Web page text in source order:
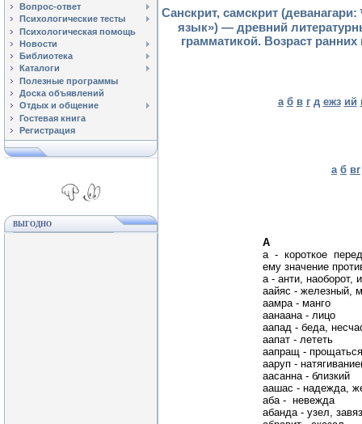
Вопрос-ответ
Психологические тесты
Психологическая помощь
Новости
Библиотека
Каталоги
Полезные программы
Доска объявлений
Отдых и общение
Гостевая книга
Регистрация
ВЫГОДНО
Санскрит, самскрит
язык») — древний
грамматикой. Возраст
а б в г д ежз ий
а б вг
А
а - короткое
ему значение
а - анти, наоборот,
аайяс - железный,
аамра - манго
аанаана - лицо
аапад - беда,
аапат - лететь
аапращ - прощаться
ааруп -
аасанна - близкий
аашас - надежда,
аба - невежда
абанда - узел,